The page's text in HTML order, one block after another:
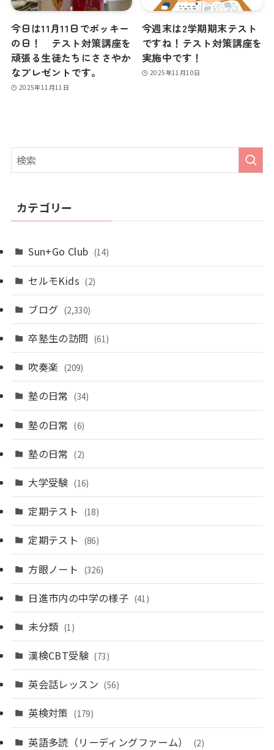
今日は11月11日でポッキー
の日！ テスト対策講座を
頑張る生徒たちにささやか
なプレゼントです。
2025年11月11日
今週末は2学期期末テスト
ですね！テスト対策講座を
実施中です！
2025年11月10日
カテゴリー
Sun+Go Club (14)
セルモKids (2)
ブログ (2,330)
卒塾生の訪問 (61)
吹奏楽 (209)
塾の日常 (34)
塾の日常 (6)
塾の日常 (2)
大学受験 (16)
定期テスト (18)
定期テスト (86)
方眼ノート (326)
日進市内の中学の様子 (41)
未分類 (1)
漢検CBT受験 (73)
英会話レッスン (56)
英検対策 (179)
英語多読（リーディングファーム） (2)